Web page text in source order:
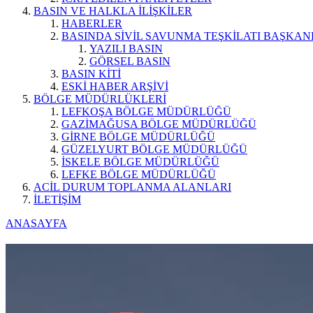
BASIN VE HALKLA İLİŞKİLER
HABERLER
BASINDA SİVİL SAVUNMA TEŞKİLATI
YAZILI BASIN
GÖRSEL BASIN
BASIN KİTİ
ESKİ HABER ARŞİVİ
BÖLGE MÜDÜRLÜKLERİ
LEFKOŞA BÖLGE MÜDÜRLÜĞÜ
GAZİMAĞUSA BÖLGE MÜDÜRLÜĞÜ
GİRNE BÖLGE MÜDÜRLÜĞÜ
GÜZELYURT BÖLGE MÜDÜRLÜĞÜ
İSKELE BÖLGE MÜDÜRLÜĞÜ
LEFKE BÖLGE MÜDÜRLÜĞÜ
ACİL DURUM TOPLANMA ALANLARI
İLETİŞİM
ANASAYFA